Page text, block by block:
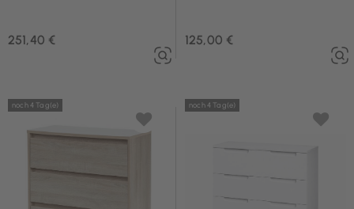
251,40 € 125,00 €
noch 4 Tag(e) noch 4 Tag(e)